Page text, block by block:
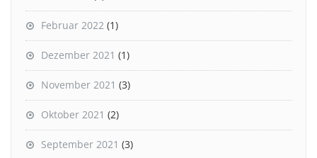
Februar 2022 (1)
Dezember 2021 (1)
November 2021 (3)
Oktober 2021 (2)
September 2021 (3)